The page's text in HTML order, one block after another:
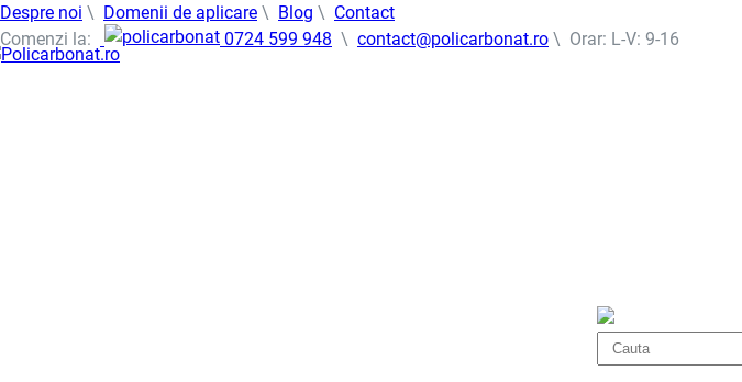
Despre noi \ Domenii de aplicare \ Blog \ Contact
Comenzi la:
0724 599 948 \ contact@policarbonat.ro \ Orar: L-V: 9-16